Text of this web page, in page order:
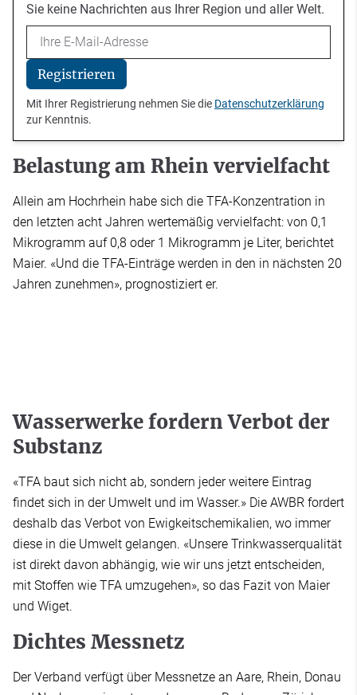
Sie keine Nachrichten aus Ihrer Region und aller Welt.
Email
Registrieren
Mit Ihrer Registrierung nehmen Sie die Datenschutzerklärung
zur Kenntnis.
Belastung am Rhein vervielfacht
Allein am Hochrhein habe sich die TFA-Konzentration in
den letzten acht Jahren wertemäßig vervielfacht: von 0,1
Mikrogramm auf 0,8 oder 1 Mikrogramm je Liter, berichtet
Maier. «Und die TFA-Einträge werden in den in nächsten 20
Jahren zunehmen», prognostiziert er.
Wasserwerke fordern Verbot der
Substanz
«TFA baut sich nicht ab, sondern jeder weitere Eintrag
findet sich in der Umwelt und im Wasser.» Die AWBR fordert
deshalb das Verbot von Ewigkeitschemikalien, wo immer
diese in die Umwelt gelangen. «Unsere Trinkwasserqualität
ist direkt davon abhängig, wie wir uns jetzt entscheiden,
mit Stoffen wie TFA umzugehen», so das Fazit von Maier
und Wiget.
Dichtes Messnetz
Der Verband verfügt über Messnetze an Aare, Rhein, Donau